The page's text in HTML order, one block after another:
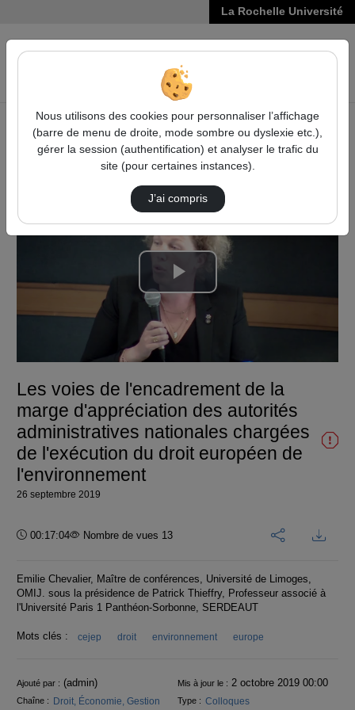
La Rochelle Université
VIDÉOS
Accueil
Vidéos
Les voies de l'encadrement de la marge d'app…
Lire
la
vidéo
Les voies de l'encadrement de la
marge d'appréciation des autorités
administratives nationales chargées
de l'exécution du droit européen de
l'environnement
26 septembre 2019
Durée :
00:17:04 Nombre de vues 13
Emilie Chevalier, Maître de conférences, Université de Limoges,
OMIJ. sous la présidence de Patrick Thieffry, Professeur associé à
l'Université Paris 1 Panthéon-Sorbonne, SERDEAUT
Mots clés : cejep droit environnement europe
Informations
Ajouté par : (admin) Mis à jour le : 2 octobre 2019 00:00
Chaîne : Droit, Économie, Gestion Type : Colloques
Nous utilisons des cookies pour personnaliser l’affichage
(barre de menu de droite, mode sombre ou dyslexie etc.),
gérer la session (authentification) et analyser le trafic du
site (pour certaines instances).
J’ai compris